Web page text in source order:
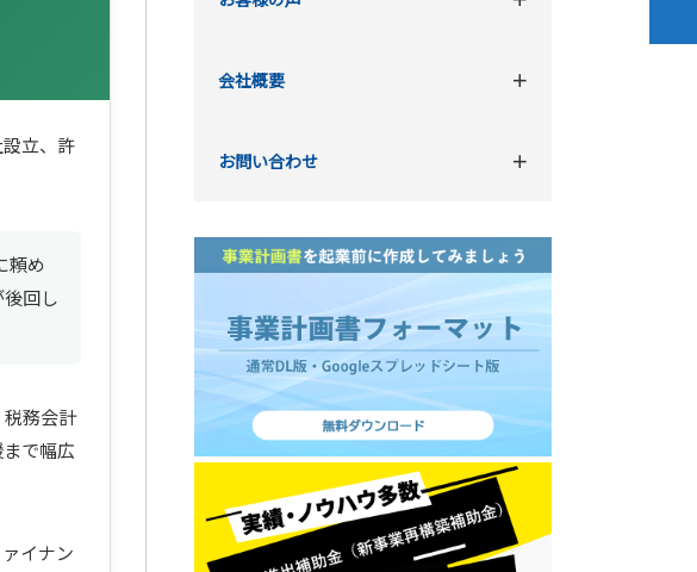
立、許
頼め
回し
務会計
で幅広
イナン
会社概要
お問い合わせ